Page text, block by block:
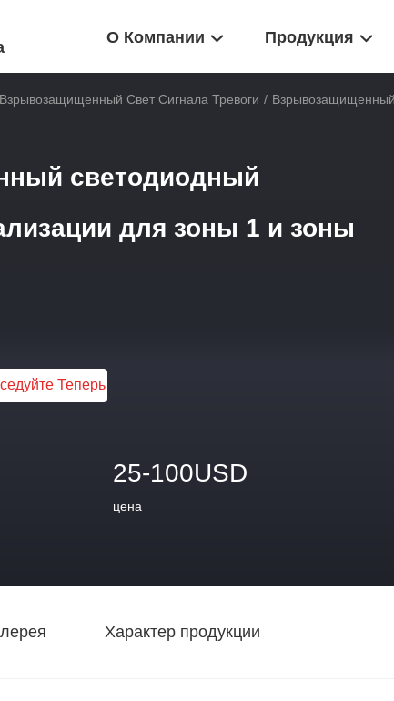
О Компании Продукция
Взрывозащищенный Свет Сигнала Тревоги /
светодиодный
для зоны 1 и зоны
Теперь
25-100USD
цена
Характер продукции